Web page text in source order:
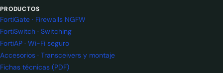
PRODUCTOS
FortiGate · Firewalls NGFW
FortiSwitch · Switching
FortiAP · Wi-Fi seguro
Accesorios · Transceivers y montaje
Fichas técnicas (PDF)